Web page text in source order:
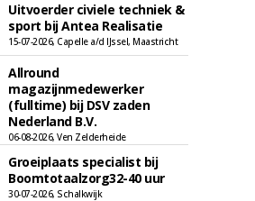
Uitvoerder civiele techniek &
sport bij Antea Realisatie
15-07-2026, Capelle a/d IJssel, Maastricht
Allround
magazijnmedewerker
(fulltime) bij DSV zaden
Nederland B.V.
06-08-2026, Ven Zelderheide
Groeiplaats specialist bij
Boomtotaalzorg32-40 uur
30-07-2026, Schalkwijk